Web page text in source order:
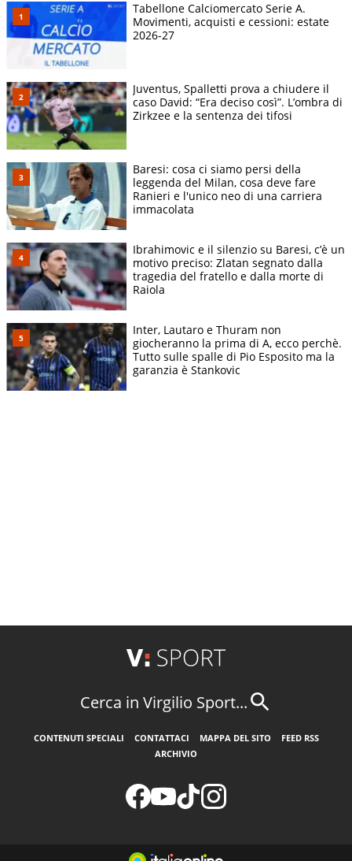
Tabellone Calciomercato Serie A.
Movimenti, acquisti e cessioni: estate
2026-27
Juventus, Spalletti prova a chiudere il
caso David: “Era deciso così”. L’ombra di
Zirkzee e la sentenza dei tifosi
Baresi: cosa ci siamo persi della
leggenda del Milan, cosa deve fare
Ranieri e l'unico neo di una carriera
immacolata
Ibrahimovic e il silenzio su Baresi, c’è un
motivo preciso: Zlatan segnato dalla
tragedia del fratello e dalla morte di
Raiola
Inter, Lautaro e Thuram non
giocheranno la prima di A, ecco perchè.
Tutto sulle spalle di Pio Esposito ma la
garanzia è Stankovic
Cerca in Virgilio Sport...
CONTENUTI SPECIALI CONTATTACI MAPPA DEL SITO
FEED RSS
ARCHIVIO